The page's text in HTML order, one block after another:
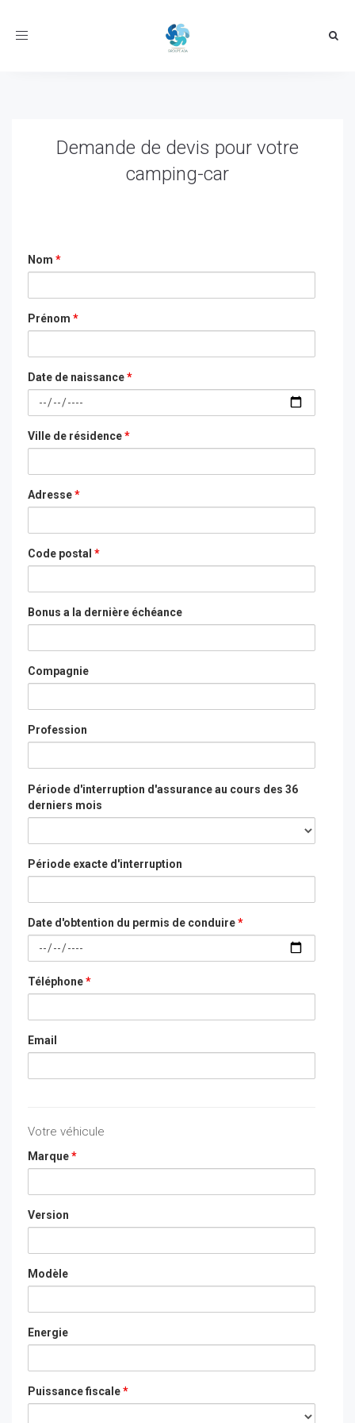
Toggle
Demande de devis pour votre
camping-car
Nom *
Prénom *
Date de naissance*
Ville de résidence*
Adresse*
Code postal *
Bonus a la dernière échéance
Compagnie
Profession
Période d'interruption d'assurance au cours des 36
derniers mois
Période exacte d'interruption
Date d'obtention du permis de conduire*
Téléphone*
Email
Votre véhicule
Marque*
Version
Modèle
Energie
Puissance fiscale*